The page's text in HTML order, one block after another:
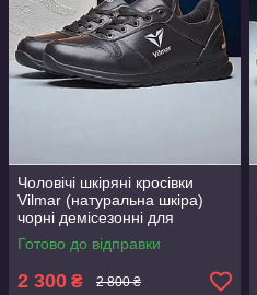
Чоловічі шкіряні кросівки
Vilmar (натуральна шкіра)
чорні демісезонні для
чоловіків на весну осінь,
розмір 39 40 41 42 43 44 45
46
Готово до відправки
2 300 ₴ 2 800 ₴